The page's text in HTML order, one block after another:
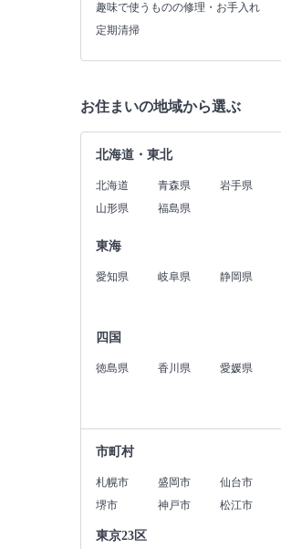
趣味で使うものの修理・お手入れ
定期清掃
お住まいの地域から選ぶ
北海道・東北
北海道 青森県 岩手県
山形県
福島県
東海
愛知県 岐阜県 静岡県
四国
徳島県 香川県 愛媛県
市町村
札幌市 盛岡市 仙台市
堺市
神戸市 松江市
東京23区